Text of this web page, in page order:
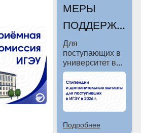
МЕРЫ
ПОДДЕРЖК
И
Для
поступающих в
университет в
2026 году и
контрактников,
обучающихся в
ИГЭУ
Подробнее